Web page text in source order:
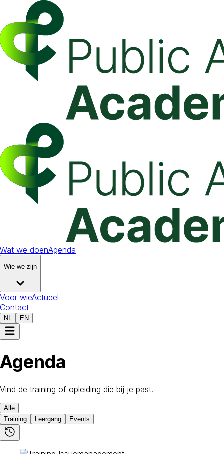
Wat we doenAgenda
Wie we zijn
Voor wieActueel
Contact
NL EN
Agenda
Vind de training of opleiding die bij je past.
Alle
Training
Leergang Events